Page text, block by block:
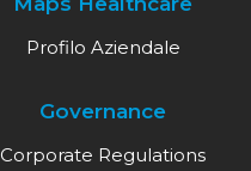
Profilo Aziendale
Governance
Corporate Regulations